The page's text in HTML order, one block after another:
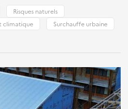
Risques naturels
climatique
Surchauffe urbaine